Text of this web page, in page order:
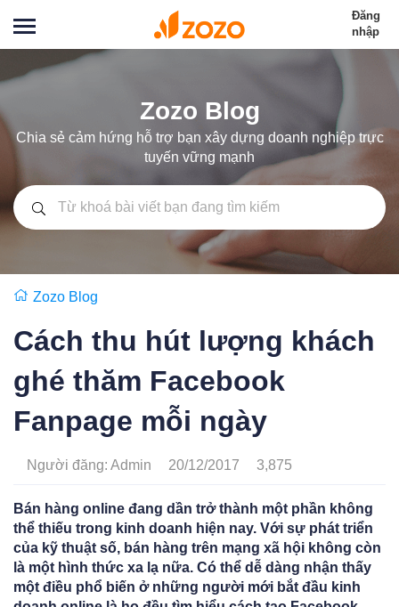
Đăng
nhập
Zozo Blog
Chia sẻ cảm hứng hỗ trợ bạn xây dựng doanh nghiệp trực
tuyến vững mạnh
Zozo Blog
Cách thu hút lượng khách
ghé thăm Facebook
Fanpage mỗi ngày
Người đăng: Admin 20/12/2017 3,875
Bán hàng online đang dần trở thành một phần không
thể thiếu trong kinh doanh hiện nay. Với sự phát triển
của kỹ thuật số, bán hàng trên mạng xã hội không còn
là một hình thức xa lạ nữa. Có thể dễ dàng nhận thấy
một điều phổ biến ở những người mới bắt đầu kinh